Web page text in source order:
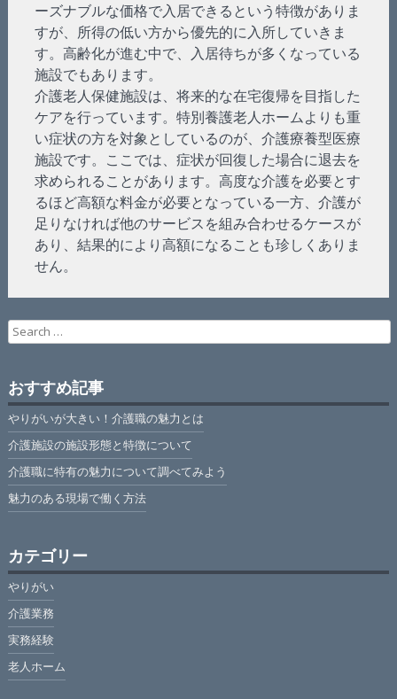
ーズナブルな価格で入居できるという特徴がありま
すが、所得の低い方から優先的に入所していきま
す。高齢化が進む中で、入居待ちが多くなっている
施設でもあります。
介護老人保健施設は、将来的な在宅復帰を目指した
ケアを行っています。特別養護老人ホームよりも重
い症状の方を対象としているのが、介護療養型医療
施設です。ここでは、症状が回復した場合に退去を
求められることがあります。高度な介護を必要とす
るほど高額な料金が必要となっている一方、介護が
足りなければ他のサービスを組み合わせるケースが
あり、結果的により高額になることも珍しくありま
せん。
Search
for:
おすすめ記事
やりがいが大きい！介護職の魅力とは
介護施設の施設形態と特徴について
介護職に特有の魅力について調べてみよう
魅力のある現場で働く方法
カテゴリー
やりがい
介護業務
実務経験
老人ホーム